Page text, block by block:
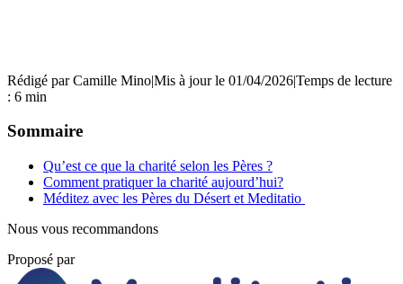
Rédigé parCamille Mino|Mis à jour le 01/04/2026|Temps de lecture
: 6 min
Sommaire
Qu’est ce que la charité selon les Pères ?
Comment pratiquer la charité aujourd’hui?
Méditez avec les Pères du Désert et Meditatio
Nous vous recommandons
Proposé par